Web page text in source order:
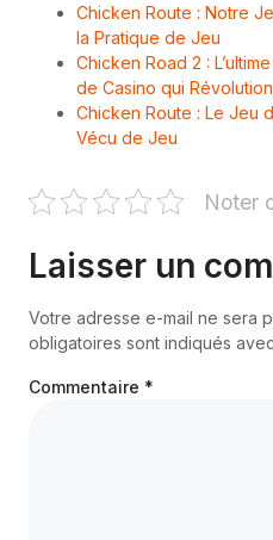
Chicken Route : Notre
la Pratique de Jeu
Chicken Road 2 :
de Casino qui
Chicken Route : Le Jeu
Vécu de Jeu
Noter
Laisser un
Votre adresse e-mail ne sera
obligatoires sont indiqués avec
Commentaire *